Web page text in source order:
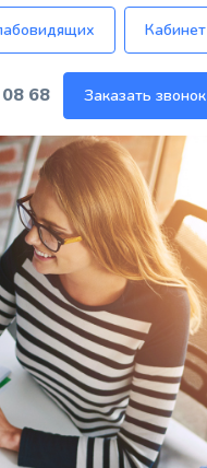
Кабинет
68 Заказать звонок